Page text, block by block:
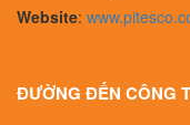
Website:
ĐƯỜNG ĐẾN CÔNG